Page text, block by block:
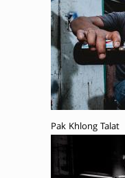
Pak Khlong Talat